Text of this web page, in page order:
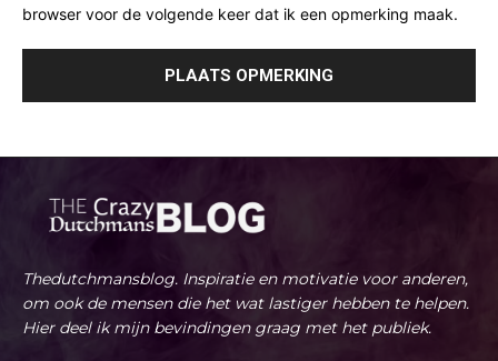
browser voor de volgende keer dat ik een opmerking maak.
Thedutchmansblog. Inspiratie en motivatie voor anderen,
om ook de mensen die het wat lastiger hebben te helpen.
Hier deel ik mijn bevindingen graag met het publiek.